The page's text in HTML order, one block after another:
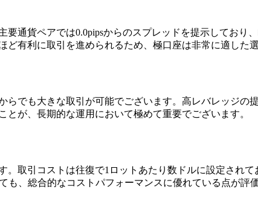
通貨ペアでは0.0pipsからのスプレッドを提示しており
有利に取引を進められるため、極口座は非常に適した
らでも大きな取引が可能でございます。高レバレッジ
が、長期的な運用において極めて重要でございます。
取引コストは往復で1ロットあたり数ドルに設定され
、総合的なコストパフォーマンスに優れている点が評